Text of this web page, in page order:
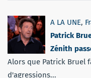
A LA UNE,
Patrick
Zénith
Alors que Patrick Bruel
d'agressions...